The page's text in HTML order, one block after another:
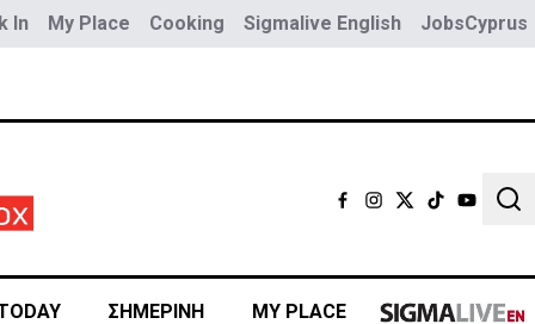
In My Place Cooking Sigmalive English JobsCyprus
ΣΗΜΕΡΙΝΗ MY PLACE